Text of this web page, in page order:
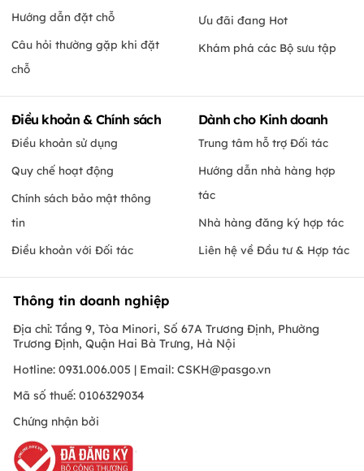
Hướng dẫn đặt chỗ
Câu hỏi thường gặp khi đặt
chỗ
Ưu đãi đang Hot
Khám phá các Bộ sưu tập
Điều khoản & Chính sách
Điều khoản sử dụng
Quy chế hoạt động
Chính sách bảo mật thông
tin
Điều khoản với Đối tác
Dành cho Kinh doanh
Trung tâm hỗ trợ Đối tác
Hướng dẫn nhà hàng hợp
tác
Nhà hàng đăng ký hợp tác
Liên hệ về Đầu tư & Hợp tác
Thông tin doanh nghiệp
Địa chỉ: Tầng 9, Tòa Minori, Số 67A Trương Định, Phường
Trương Định, Quận Hai Bà Trưng, Hà Nội
Hotline: 0931.006.005 | Email: CSKH@pasgo.vn
Mã số thuế: 0106329034
Chứng nhận bởi